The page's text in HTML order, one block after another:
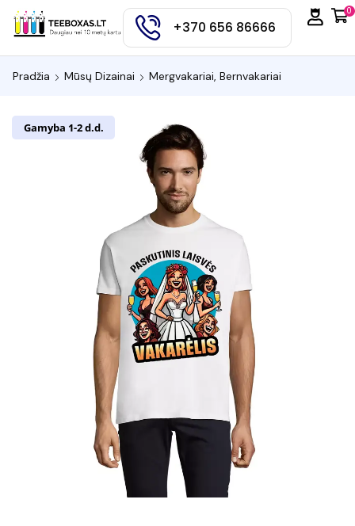
+370 656 86666
0
Pradžia Mūsų Dizainai Mergvakariai, Bernvakariai
Gamyba 1-2 d.d.